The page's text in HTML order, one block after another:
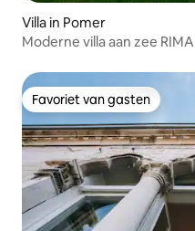
Villa in Pomer
Moderne villa aan zee RIMA
Favoriet van gasten
Favoriet van gasten